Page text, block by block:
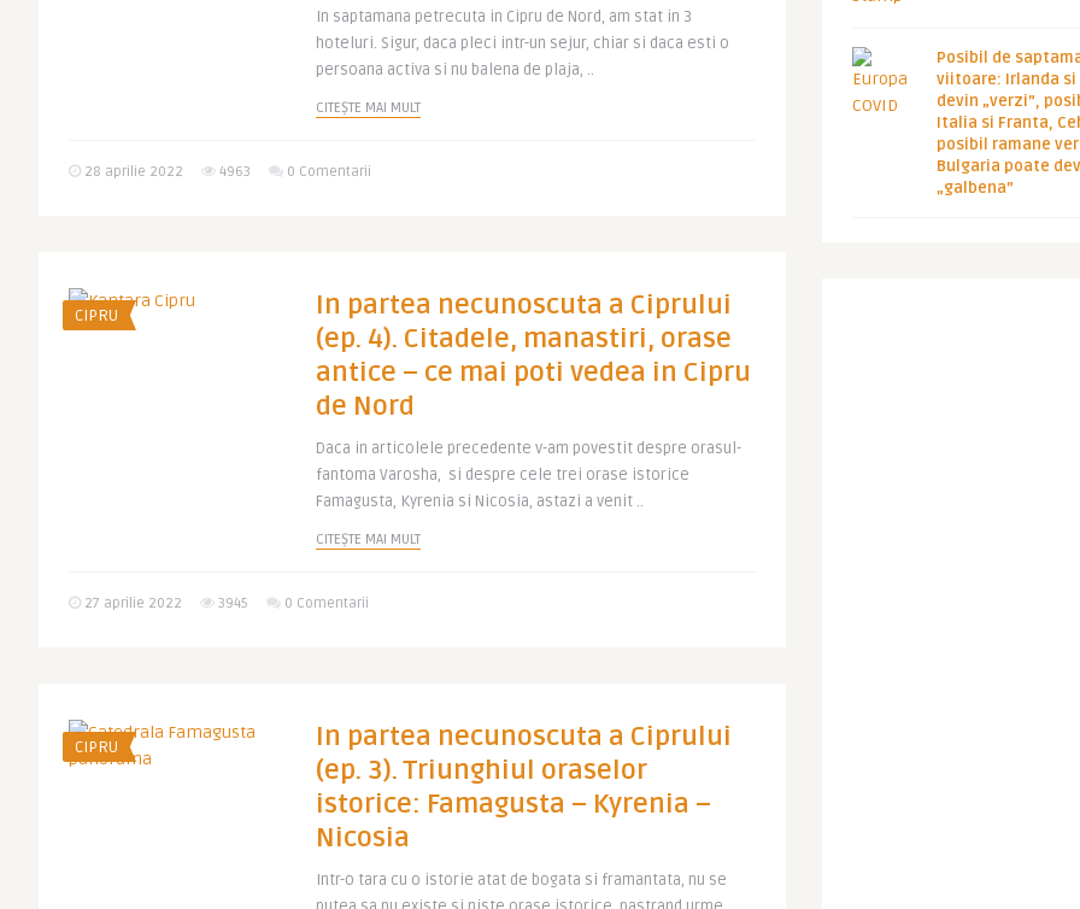
In saptamana petrecuta in Cipru de Nord, am stat in 3
hoteluri. Sigur, daca pleci intr-un sejur, chiar si daca esti o
persoana activa si nu balena de plaja, ..
CITEȘTE MAI MULT
28 aprilie 2022 4963 0 Comentarii
CIPRU
In partea necunoscuta a Ciprului
(ep. 4). Citadele, manastiri, orase
antice – ce mai poti vedea in Cipru
de Nord
Daca in articolele precedente v-am povestit despre orasul-
fantoma Varosha, si despre cele trei orase istorice
Famagusta, Kyrenia si Nicosia, astazi a venit ..
CITEȘTE MAI MULT
27 aprilie 2022 3945 0 Comentarii
CIPRU
In partea necunoscuta a Ciprului
(ep. 3). Triunghiul oraselor
istorice: Famagusta – Kyrenia –
Nicosia
Intr-o tara cu o istorie atat de bogata si framantata, nu se
Posibil de
viitoare: Irlanda si
devin „verzi”,
Italia si Franta,
posibil ramane
Bulgaria poate
„galbena”